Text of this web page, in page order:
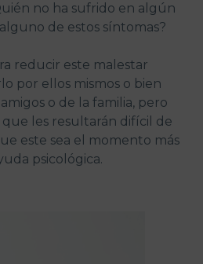
no ha sufrido en algún
de estos síntomas?
reducir este malestar
por ellos mismos o bien
o de la familia, pero
les resultarán difícil de
este sea el momento más
psicológica.